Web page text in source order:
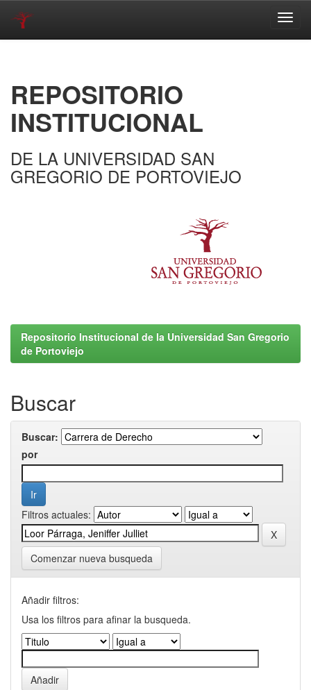
REPOSITORIO
INSTITUCIONAL
DE LA UNIVERSIDAD SAN
GREGORIO DE PORTOVIEJO
Repositorio Institucional de la Universidad San Gregorio
de Portoviejo
Buscar
Buscar:
por
Filtros actuales:
Comenzar nueva busqueda
Añadir filtros:
Usa los filtros para afinar la busqueda.